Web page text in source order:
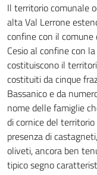
Il territorio comunale
alta Val Lerrone
confine con il
Cesio al confine con
costituiscono il
costituiti da cinque
Bassanico e da
nome delle famiglie
di cornice del
presenza di
oliveti, ancora ben
tipico segno